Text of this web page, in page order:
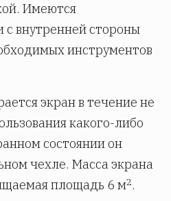
Имеются
с внутренней стороны
инструментов
экран в течение не
какого-либо
состоянии он
чехле. Масса экрана
площадь 6 м2.